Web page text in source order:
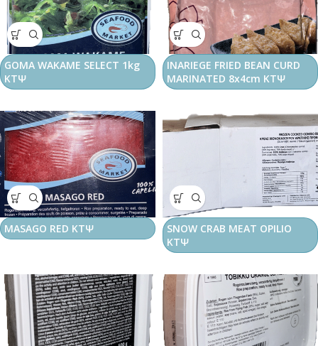
GOMA WAKAME SELECT 1kg
ΚΤΨ
INARIEGE FRIED BEAN CURD
MARINATED 8x4cm ΚΤΨ
MASAGO RED ΚΤΨ
SNOW CRAB MEAT OPILIO
ΚΤΨ